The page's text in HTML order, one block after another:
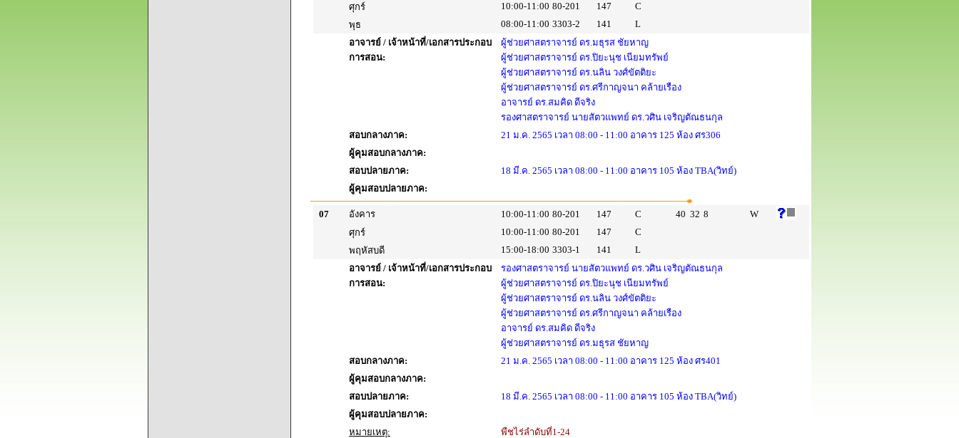
ศุกร์
10:00-11:00 80-201 147
C
พุธ
08:00-11:00 3303-2 141
L
อาจารย์ / เจ้าหน้าที่/เอกสารประกอบ
การสอน:
ผู้ช่วยศาสตราจารย์ ดร.มธุรส ชัยหาญ
ผู้ช่วยศาสตราจารย์ ดร.ปิยะนุช เนียมทรัพย์
ผู้ช่วยศาสตราจารย์ ดร.นลิน วงศ์ขัตติยะ
ผู้ช่วยศาสตราจารย์ ดร.ศรีกาญจนา คล้ายเรือง
อาจารย์ ดร.สมคิด ดีจริง
รองศาสตราจารย์ นายสัตวแพทย์ ดร.วศิน เจริญตัณธนกุล
สอบกลางภาค:
21 ม.ค. 2565 เวลา 08:00 - 11:00 อาคาร 125 ห้อง ศร306
ผู้คุมสอบกลางภาค:
สอบปลายภาค:
18 มี.ค. 2565 เวลา 08:00 - 11:00 อาคาร 105 ห้อง TBA(วิทย์)
ผู้คุมสอบปลายภาค:
07 อังคาร 10:00-11:00 80-201 147 C 40 32 8
W
ศุกร์
10:00-11:00 80-201 147
C
พฤหัสบดี
15:00-18:00 3303-1 141
L
อาจารย์ / เจ้าหน้าที่/เอกสารประกอบ
การสอน:
รองศาสตราจารย์ นายสัตวแพทย์ ดร.วศิน เจริญตัณธนกุล
ผู้ช่วยศาสตราจารย์ ดร.ปิยะนุช เนียมทรัพย์
ผู้ช่วยศาสตราจารย์ ดร.นลิน วงศ์ขัตติยะ
ผู้ช่วยศาสตราจารย์ ดร.ศรีกาญจนา คล้ายเรือง
อาจารย์ ดร.สมคิด ดีจริง
ผู้ช่วยศาสตราจารย์ ดร.มธุรส ชัยหาญ
สอบกลางภาค:
21 ม.ค. 2565 เวลา 08:00 - 11:00 อาคาร 125 ห้อง ศร401
ผู้คุมสอบกลางภาค:
สอบปลายภาค:
18 มี.ค. 2565 เวลา 08:00 - 11:00 อาคาร 105 ห้อง TBA(วิทย์)
ผู้คุมสอบปลายภาค:
หมายเหตุ:
พืชไร่ลำดับที่1-24